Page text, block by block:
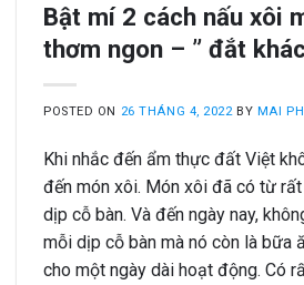
Bật mí 2 cách nấu xôi
thơm ngon – ” đắt
POSTED ON 26 THÁNG 4, 2022 BY MAI
Khi nhắc đến ẩm thực đất Việt
đến món xôi. Món xôi đã có từ
dịp cỗ bàn. Và đến ngày nay,
mỗi dịp cỗ bàn mà nó còn là bữa
cho một ngày dài hoạt động. Có